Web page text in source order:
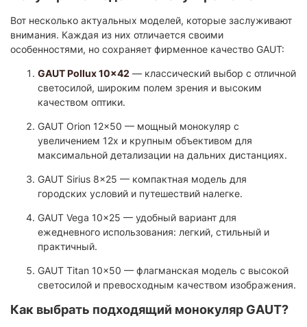
Вот несколько актуальных моделей, которые заслуживают
внимания. Каждая из них отличается своими
особенностями, но сохраняет фирменное качество GAUT:
GAUT Pollux 10x42 — классический выбор с отличной
светосилой, широким полем зрения и высоким
качеством оптики.
GAUT Orion 12x50 — мощный монокуляр с
увеличением 12x и крупным объективом для
максимальной детализации на дальних дистанциях.
GAUT Sirius 8x25 — компактная модель для
городских условий и путешествий налегке.
GAUT Vega 10x25 — удобный вариант для
ежедневного использования: легкий, стильный и
практичный.
GAUT Titan 10x50 — флагманская модель с высокой
светосилой и превосходным качеством изображения.
Как выбрать подходящий монокуляр GAUT?